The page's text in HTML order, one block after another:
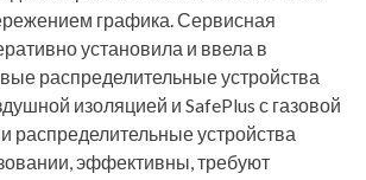
графика. Сервисная
установила и ввела в
распределительные устройства
изоляцией и SafePlus с газовой
распределительные устройства
эффективны, требуют